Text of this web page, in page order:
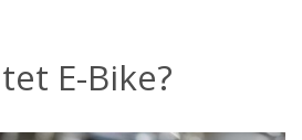
E-Bike?